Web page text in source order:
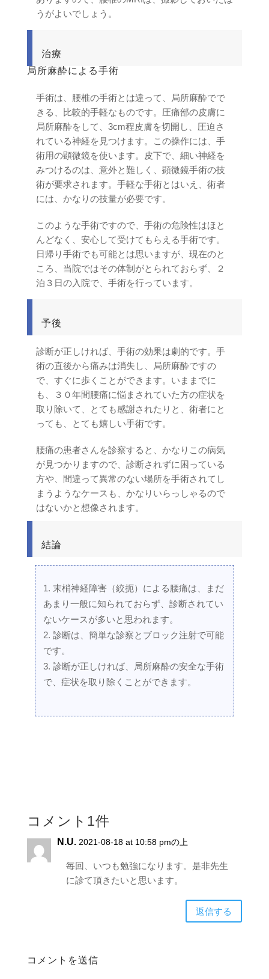
うがよいでしょう。
治療
局所麻酔による手術
手術は、腰椎の手術とは違って、局所麻酔でで
きる、比較的手軽なものです。圧痛部の皮膚に
局所麻酔をして、3cm程皮膚を切開し、圧迫さ
れている神経を見つけます。この操作には、手
術用の顕微鏡を使います。皮下で、細い神経を
みつけるのは、意外と難しく、顕微鏡手術の技
術が要求されます。手軽な手術とはいえ、術者
には、かなりの技量が必要です。
このような手術ですので、手術の危険性はほと
んどなく、安心して受けてもらえる手術です。
日帰り手術でも可能とは思いますが、現在のと
ころ、当院ではその体制がとられておらず、２
泊３日の入院で、手術を行っています。
予後
診断が正しければ、手術の効果は劇的です。手
術の直後から痛みは消失し、局所麻酔ですの
で、すぐに歩くことができます。いままでに
も、３０年間腰痛に悩まされていた方の症状を
取り除いて、とても感謝されたりと、術者にと
っても、とても嬉しい手術です。
腰痛の患者さんを診察すると、かなりこの病気
が見つかりますので、診断されずに困っている
方や、間違って異常のない場所を手術されてし
まうようなケースも、かなりいらっしゃるので
はないかと想像されます。
結論
末梢神経障害（絞扼）による腰痛は、まだ
あまり一般に知られておらず、診断されてい
ないケースが多いと思われます。
診断は、簡単な診察とブロック注射で可能
です。
診断が正しければ、局所麻酔の安全な手術
で、症状を取り除くことができます。
コメント1件
N.U. 2021-08-18 at 10:58 pmの上
毎回、いつも勉強になります。是非先生
に診て頂きたいと思います。
返信する
コメントを送信